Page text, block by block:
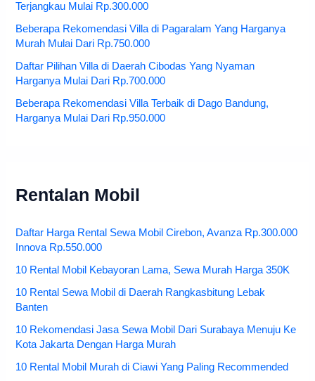
Terjangkau Mulai Rp.300.000
Beberapa Rekomendasi Villa di Pagaralam Yang Harganya
Murah Mulai Dari Rp.750.000
Daftar Pilihan Villa di Daerah Cibodas Yang Nyaman
Harganya Mulai Dari Rp.700.000
Beberapa Rekomendasi Villa Terbaik di Dago Bandung,
Harganya Mulai Dari Rp.950.000
Rentalan Mobil
Daftar Harga Rental Sewa Mobil Cirebon, Avanza Rp.300.000
Innova Rp.550.000
10 Rental Mobil Kebayoran Lama, Sewa Murah Harga 350K
10 Rental Sewa Mobil di Daerah Rangkasbitung Lebak
Banten
10 Rekomendasi Jasa Sewa Mobil Dari Surabaya Menuju Ke
Kota Jakarta Dengan Harga Murah
10 Rental Mobil Murah di Ciawi Yang Paling Recommended